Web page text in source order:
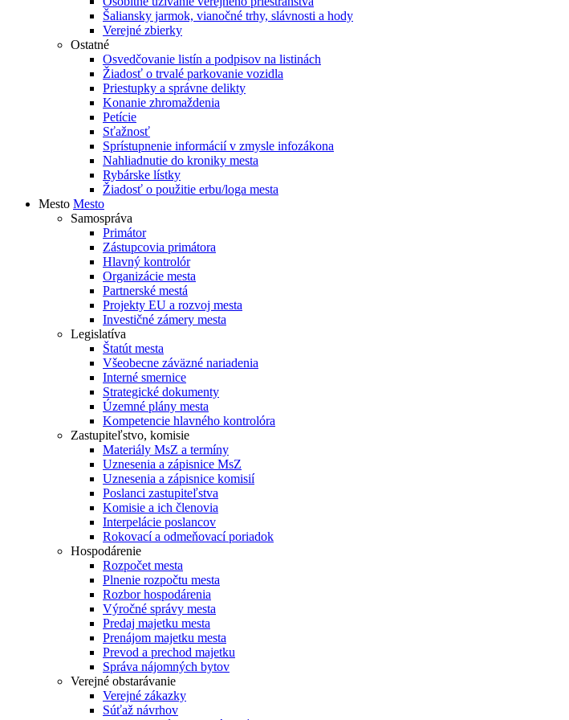
Šaliansky jarmok, vianočné trhy, slávnosti a hody
Verejné zbierky
Ostatné
Osvedčovanie listín a podpisov na listinách
Žiadosť o trvalé parkovanie vozidla
Priestupky a správne delikty
Konanie zhromaždenia
Petície
Sťažnosť
Sprístupnenie informácií v zmysle infozákona
Nahliadnutie do kroniky mesta
Rybárske lístky
Žiadosť o použitie erbu/loga mesta
Mesto Mesto
Samospráva
Primátor
Zástupcovia primátora
Hlavný kontrolór
Organizácie mesta
Partnerské mestá
Projekty EU a rozvoj mesta
Investičné zámery mesta
Legislatíva
Štatút mesta
Všeobecne záväzné nariadenia
Interné smernice
Strategické dokumenty
Územné plány mesta
Kompetencie hlavného kontrolóra
Zastupiteľstvo, komisie
Materiály MsZ a termíny
Uznesenia a zápisnice MsZ
Uznesenia a zápisnice komisií
Poslanci zastupiteľstva
Komisie a ich členovia
Interpelácie poslancov
Rokovací a odmeňovací poriadok
Hospodárenie
Rozpočet mesta
Plnenie rozpočtu mesta
Rozbor hospodárenia
Výročné správy mesta
Predaj majetku mesta
Prenájom majetku mesta
Prevod a prechod majetku
Správa nájomných bytov
Verejné obstarávanie
Verejné zákazky
Súťaž návrhov